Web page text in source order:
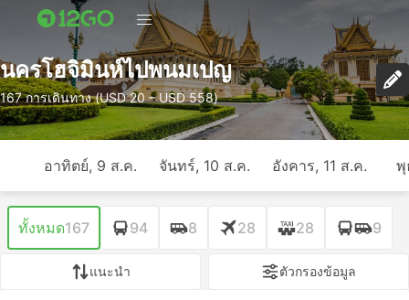
นครโฮจิมินห์ไปพนมเปญ
167 การเดินทาง (USD 20 – USD 558)
อาทิตย์, 9 ส.ค. จันทร์, 10 ส.ค. อังคาร, 11 ส.ค. พุ
ทั้งหมด167 94 8 28 28 9
แนะนำ ตัวกรองข้อมูล